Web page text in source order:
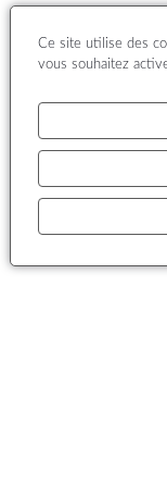
Ce site utilise des
vous souhaitez